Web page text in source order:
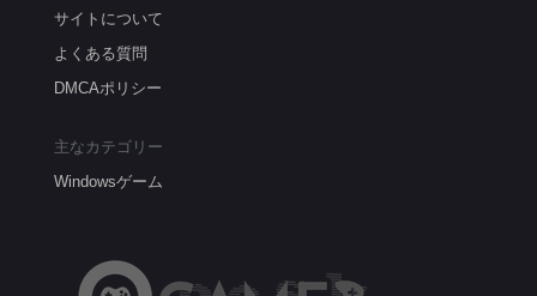
サイトについて
よくある質問
DMCAポリシー
主なカテゴリー
Windowsゲーム